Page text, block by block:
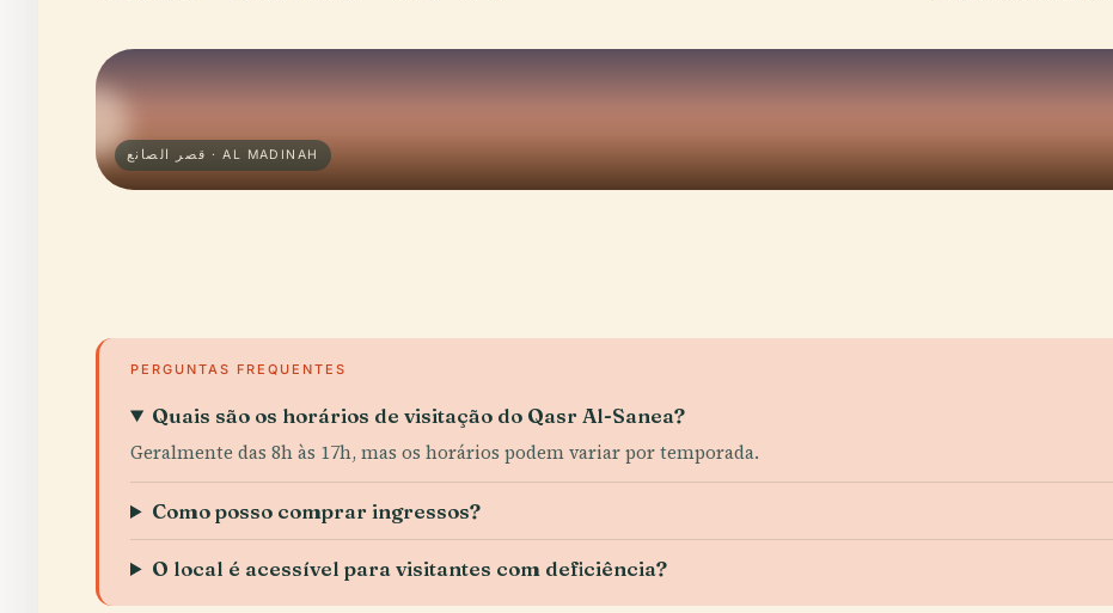
قصر الصانع · AL MADINAH
PERGUNTAS FREQUENTES
Quais são os horários de visitação do Qasr Al-Sanea?
Geralmente das 8h às 17h, mas os horários podem variar por temporada.
Como posso comprar ingressos?
O local é acessível para visitantes com deficiência?